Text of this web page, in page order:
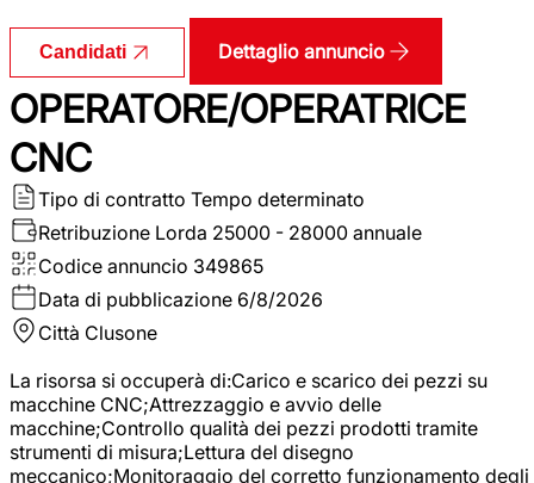
Candidati Dettaglio annuncio
OPERATORE/OPERATRICE
CNC
Tipo di contratto Tempo determinato
Retribuzione Lorda 25000 - 28000 annuale
Codice annuncio 349865
Data di pubblicazione 6/8/2026
Città Clusone
La risorsa si occuperà di:Carico e scarico dei pezzi su
macchine CNC;Attrezzaggio e avvio delle
macchine;Controllo qualità dei pezzi prodotti tramite
strumenti di misura;Lettura del disegno
meccanico;Monitoraggio del corretto funzionamento degli